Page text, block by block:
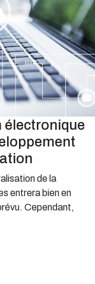
électronique
de la
entrera bien en
Cependant,